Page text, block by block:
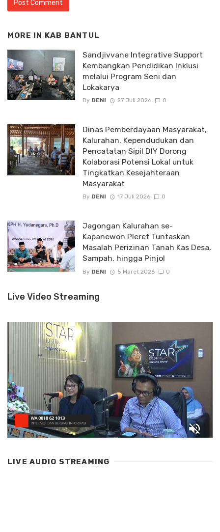
MORE IN KAB BANTUL
Sandjivvane Integrative Support
Kembangkan Pendidikan Inklusi
melalui Program Seni dan
Lokakarya
By DENI 27 Juli 2026 0
Dinas Pemberdayaan Masyarakat,
Kalurahan, Kependudukan dan
Pencatatan Sipil DIY Dorong
Kolaborasi Potensi Lokal untuk
Tingkatkan Kesejahteraan
Masyarakat
By DENI 17 Juli 2026 0
Jagongan Kalurahan se-
Kapanewon Pleret Tuntaskan
Masalah Perizinan Tanah Kas Desa,
Sampah, hingga Pinjol
By DENI 5 Maret 2026 0
Live Video Streaming
LIVE AUDIO STREAMING